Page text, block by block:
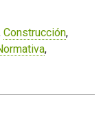
Construcción,
,